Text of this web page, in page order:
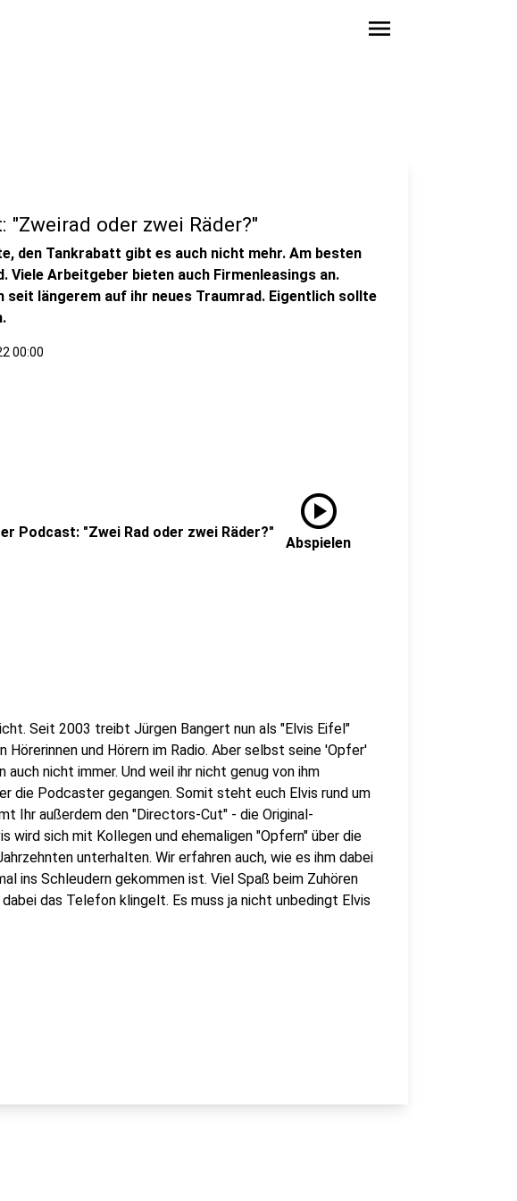
menu
"Zweirad oder zwei Räder?"
den Tankrabatt gibt es auch nicht mehr. Am besten
Viele Arbeitgeber bieten auch Firmenleasings an.
seit längerem auf ihr neues Traumrad. Eigentlich sollte
00:00
Podcast: "Zwei Rad oder zwei Räder?"
play_circle
Abspielen
Seit 2003 treibt Jürgen Bangert nun als "Elvis Eifel"
Hörerinnen und Hörern im Radio. Aber selbst seine 'Opfer'
auch nicht immer. Und weil ihr nicht genug von ihm
die Podcaster gegangen. Somit steht euch Elvis rund um
Ihr außerdem den "Directors-Cut" - die Original-
wird sich mit Kollegen und ehemaligen "Opfern" über die
unterhalten. Wir erfahren auch, wie es ihm dabei
ins Schleudern gekommen ist. Viel Spaß beim Zuhören
das Telefon klingelt. Es muss ja nicht unbedingt Elvis